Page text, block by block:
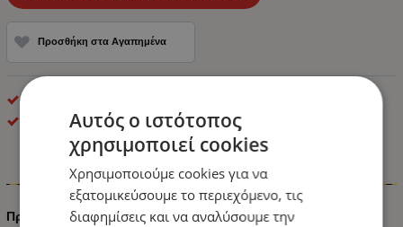
Προσθήκη στα Αγαπημένα
Πληροφορίες
Προβολέας Μπάρα LED 240 Watt Υψηλής Ισχύος 10-30 Volt
Αυτός ο ιστότοπος
χρησιμοποιεί cookies
Χρησιμοποιούμε cookies για να
εξατομικεύσουμε το περιεχόμενο, τις
διαφημίσεις και να αναλύσουμε την